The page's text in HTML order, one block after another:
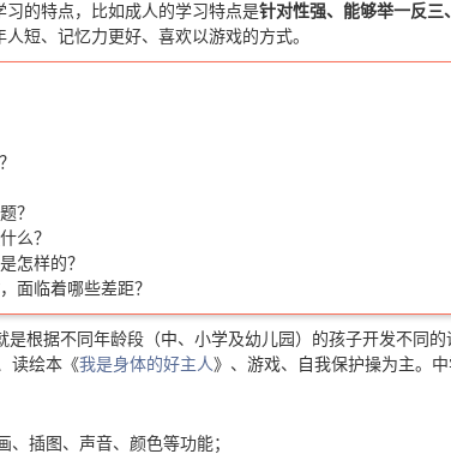
的特点，比如成人的学习特点是针对性强、能够举一反三
短、记忆力更好、喜欢以游戏的方式。
？
么？
怎样的？
面临着哪些差距？
是根据不同年龄段（中、小学及幼儿园）的孩子开发不同的
读绘本《我是身体的好主人 》、游戏、自我保护操为主。
插图、声音、颜色等功能；